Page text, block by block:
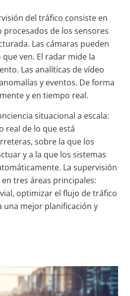
del tráfico consiste en
de los sensores
Las cámaras pueden
ven. El radar mide la
Las analíticas de vídeo
y eventos. De forma
y en tiempo real.
situacional a escala:
real de lo que está
sobre la que los
y a la que los sistemas
La supervisión
tres áreas principales:
optimizar el flujo de tráfico
una mejor planificación y